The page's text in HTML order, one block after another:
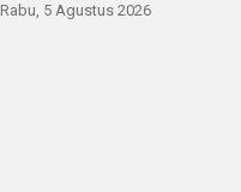
Rabu, 5 Agustus 2026